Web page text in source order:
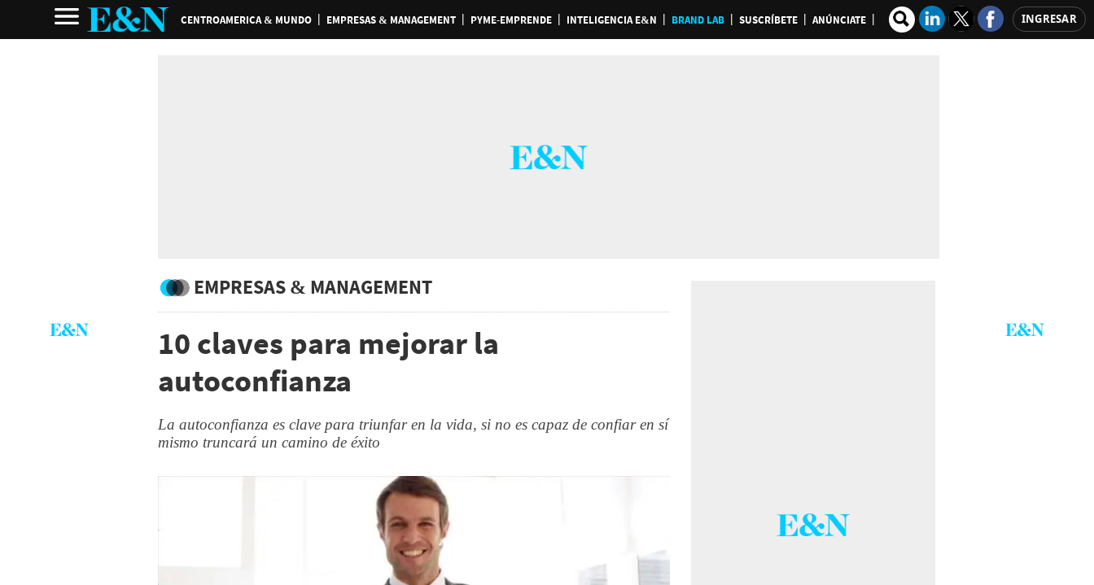
CENTROAMERICA & MUNDO EMPRESAS & MANAGEMENT PYME-EMPRENDE INTELIGENCIA E&N BRAND LAB SUSCRÍBETE ANÚNCIATE INGRESAR
EMPRESAS & MANAGEMENT
10 claves para mejorar la
autoconfianza
La autoconfianza es clave para triunfar en la vida, si no es capaz de confiar en sí
mismo truncará un camino de éxito